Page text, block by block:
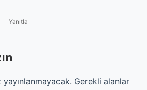
Yanıtla
Gerekli alanlar